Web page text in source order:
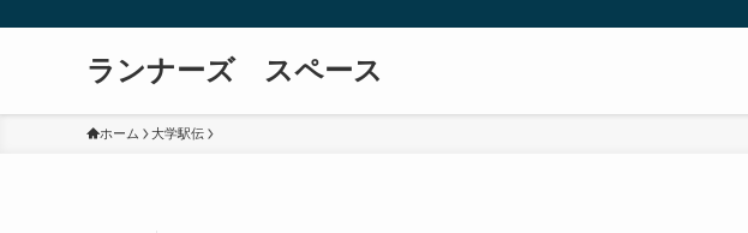
ランナーズ スペース
ホーム 大学駅伝